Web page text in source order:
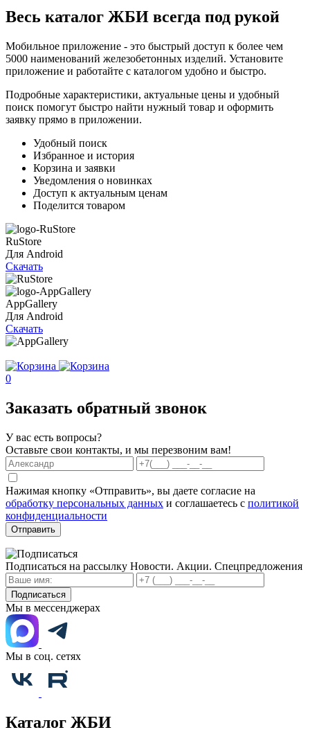
Весь каталог ЖБИ всегда под рукой
Мобильное приложение - это быстрый доступ к более чем
5000 наименований железобетонных изделий. Установите
приложение и работайте с каталогом удобно и быстро.
Подробные характеристики, актуальные цены и удобный
поиск помогут быстро найти нужный товар и оформить
заявку прямо в приложении.
Удобный поиск
Избранное и история
Корзина и заявки
Уведомления о новинках
Доступ к актуальным ценам
Поделится товаром
RuStore
Для Android
Скачать
AppGallery
Для Android
Скачать
0
Заказать обратный звонок
У вас есть вопросы?
Оставьте свои контакты, и мы перезвоним вам!
Нажимая кнопку «Отправить», вы даете согласие на
обработку персональных данных и соглашаетесь с политикой
конфиденциальности
Отправить
Подписаться на рассылку Новости. Акции. Спецпредложения
Подписаться
Мы в мессенджерах
Мы в соц. сетях
Каталог ЖБИ